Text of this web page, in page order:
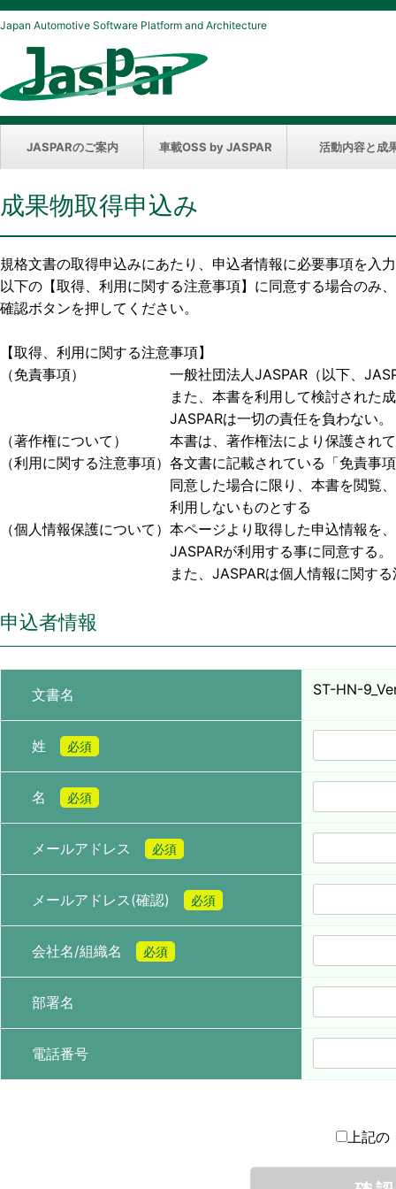
Japan Automotive Software Platform and Architecture
JASPARのご案内 車載OSS by JASPAR 活動内容と成
成果物取得申込み
規格文書の取得申込みにあたり、申込者情報に必要事項を入
以下の【取得、利用に関する注意事項】に同意する場合のみ
確認ボタンを押してください。
【取得、利用に関する注意事項】
（免責事項） 一般社団法人JASPAR（以下、
また、本書を利用して検討された成果物、また
JASPARは一切の責任を負わない。
（著作権について） 本書は、著作権法により保護されて
（利用に関する注意事項）各文書に記載されている「免責
同意した場合に限り、本書を閲覧、利用する
利用しないものとする
（個人情報保護について）本ページより取得した申込情報
JASPARが利用する事に同意する。
また、JASPARは個人情報に関する法令およ
申込者情報
文書名 ST-HN-
姓 必須
名 必須
メールアドレス 必須
メールアドレス(確認) 必須
会社名/組織名 必須
部署名
電話番号
上記の